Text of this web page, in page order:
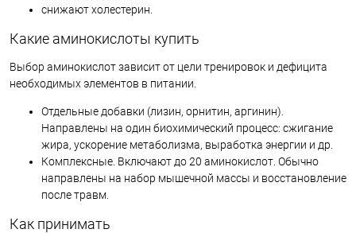
снижают холестерин.
Какие аминокислоты купить
Выбор аминокислот зависит от цели тренировок и дефицита
необходимых элементов в питании.
Отдельные добавки (лизин, орнитин, аргинин).
Направлены на один биохимический процесс: сжигание
жира, ускорение метаболизма, выработка энергии и др.
Комплексные. Включают до 20 аминокислот. Обычно
направлены на набор мышечной массы и восстановление
после травм.
Как принимать